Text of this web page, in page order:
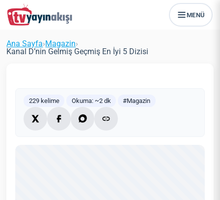
MENÜ
Ana Sayfa›Magazin›
Kanal D’nin Gelmiş Geçmiş En İyi 5 Dizisi
Kanal D’nin Gelmiş Geçmiş En İyi 5
Dizisi
Tvyayinakisi.com
(Güncellendi: 15 Ağustos 2025)
2 dk
229 kelime Okuma: ~2 dk #Magazin